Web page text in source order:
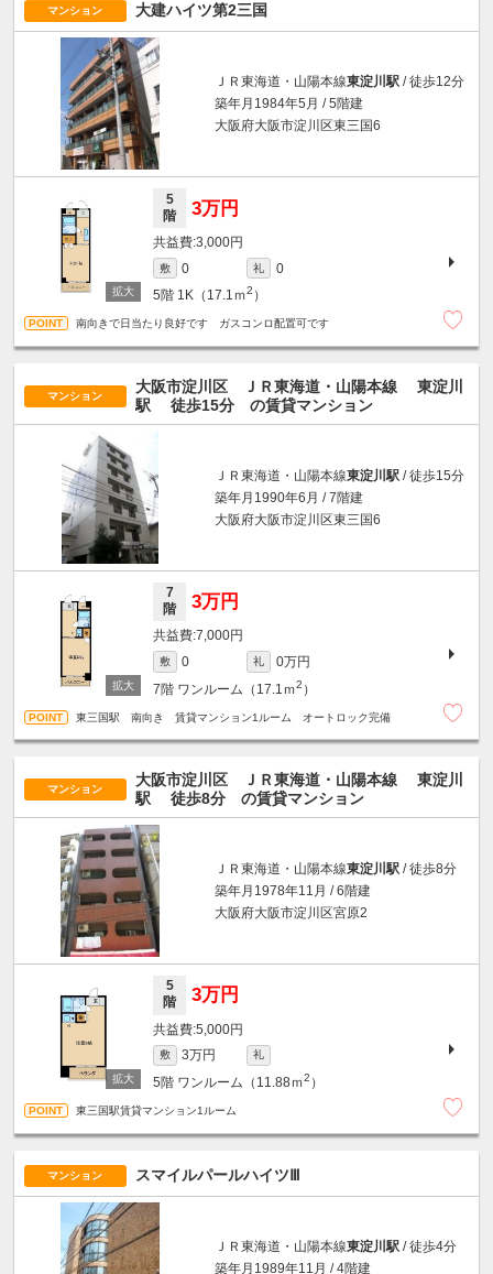
マンション 大建ハイツ第2三国
ＪＲ東海道・山陽本線東淀川駅 / 徒歩12分
築年月1984年5月 / 5階建
大阪府大阪市淀川区東三国6
5
階
3万円
3,000円
敷 0 礼
0
5階 1K（17.1ｍ2 ）
南向きで日当たり良好です ガスコンロ配置可です
マンション
大阪市淀川区 ＪＲ東海道・山陽本線
東淀川
駅
徒歩15分 の賃貸マンション
ＪＲ東海道・山陽本線東淀川駅 / 徒歩15分
築年月1990年6月 / 7階建
大阪府大阪市淀川区東三国6
7
階
3万円
7,000円
敷 0 礼
0万円
7階 ワンルーム（17.1ｍ2 ）
東三国駅 南向き 賃貸マンション1ルーム オートロック完備
マンション
大阪市淀川区 ＪＲ東海道・山陽本線
東淀川
駅
徒歩8分 の賃貸マンション
ＪＲ東海道・山陽本線東淀川駅 / 徒歩8分
築年月1978年11月 / 6階建
大阪府大阪市淀川区宮原2
5
階
3万円
5,000円
敷 3万円 礼
5階 ワンルーム（11.88ｍ2 ）
東三国駅賃貸マンション1ルーム
マンション スマイルパールハイツⅢ
ＪＲ東海道・山陽本線東淀川駅 / 徒歩4分
築年月1989年11月 / 4階建